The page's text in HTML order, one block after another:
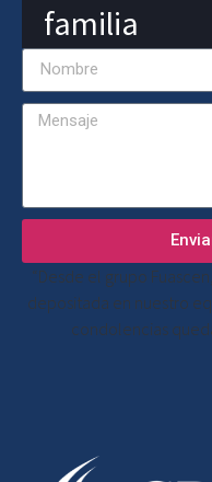
familia
“Desde el grupo
depositada en nuestro
condolencias